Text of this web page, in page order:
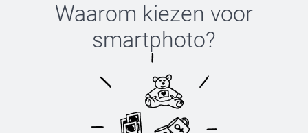
Waarom kiezen voor
smartphoto?